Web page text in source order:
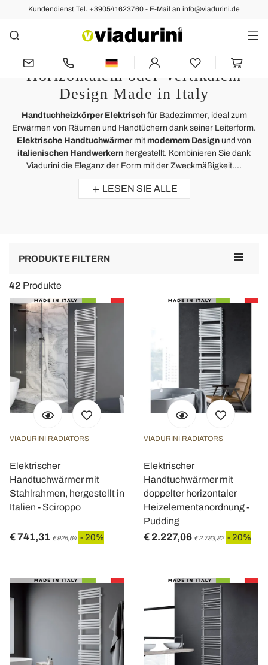
Kundendienst Tel. +390541623760 - E-Mail an info@viadurini.de
Handtuchheizkörper Elektrisch
oder das Badezimmer mit
Horizontalem oder Vertikalem
Design Made in Italy
Handtuchheizkörper Elektrischfür Badezimmer, ideal zum
Erwärmen von Räumen und Handtüchern dank seiner Leiterform.
Elektrische Handtuchwärmermit modernem Design und von
italienischen Handwerkern hergestellt. Kombinieren Sie dank
Viadurini die Eleganz der Form mit der Zweckmäßigkeit....
LESEN SIE ALLE
Toggle
PRODUKTE FILTERN
42 Produkte
VIADURINI RADIATORS
Elektrischer
Handtuchwärmer mit
Stahlrahmen, hergestellt in
Italien - Sciroppo
€ 741,31 € 926,64 - 20%
VIADURINI RADIATORS
Elektrischer
Handtuchwärmer mit
doppelter horizontaler
Heizelementanordnung -
Pudding
€ 2.227,06 € 2.783,82 - 20%